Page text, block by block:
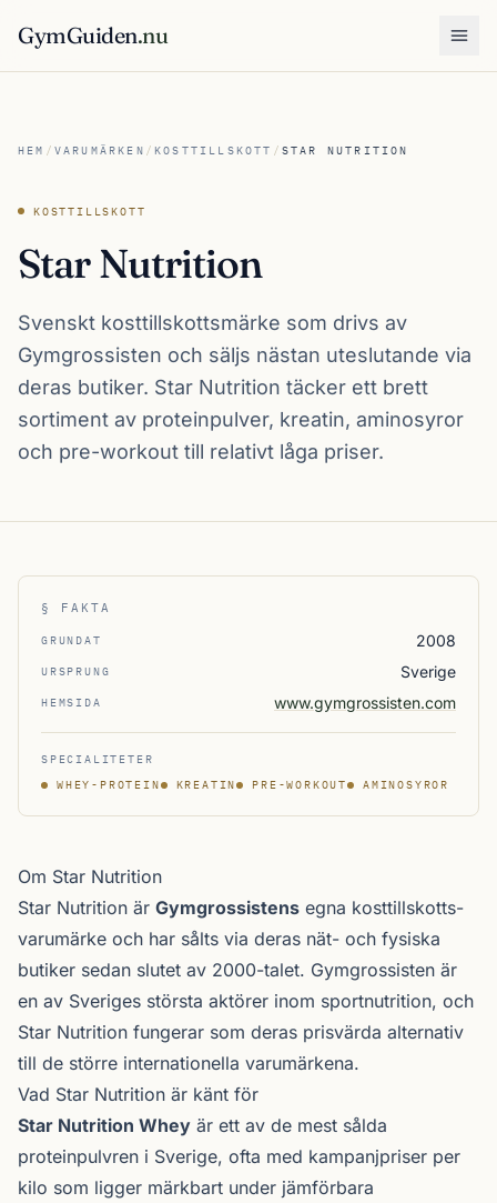
GymGuiden.nu
HEM / VARUMÄRKEN /KOSTTILLSKOTT / STAR NUTRITION
KOSTTILLSKOTT
Star Nutrition
Svenskt kosttillskottsmärke som drivs av
Gymgrossisten och säljs nästan uteslutande via
deras butiker. Star Nutrition täcker ett brett
sortiment av proteinpulver, kreatin, aminosyror
och pre-workout till relativt låga priser.
§ FAKTA
GRUNDAT 2008
URSPRUNG Sverige
HEMSIDA www.gymgrossisten.com
SPECIALITETER
WHEY-PROTEIN
KREATIN PRE-WORKOUT AMINOSYROR
Om Star Nutrition
Star Nutrition är Gymgrossistens egna kosttillskotts­
varumärke och har sålts via deras nät- och fysiska
butiker sedan slutet av 2000-talet. Gymgrossisten är
en av Sveriges största aktörer inom sportnutrition, och
Star Nutrition fungerar som deras prisvärda alternativ
till de större internationella varumärkena.
Vad Star Nutrition är känt för
Star Nutrition Whey är ett av de mest sålda
proteinpulvren i Sverige, ofta med kampanjpriser per
kilo som ligger märkbart under jämförbara